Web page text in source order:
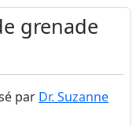
grenade
par Dr. Suzanne